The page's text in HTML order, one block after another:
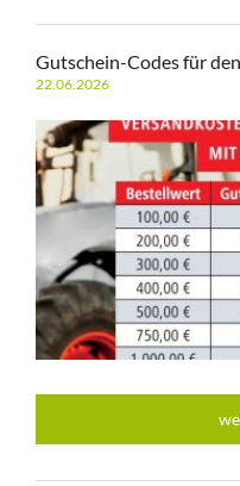
Gutschein-Codes für
22.06.2026